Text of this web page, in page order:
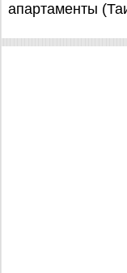
апартаменты